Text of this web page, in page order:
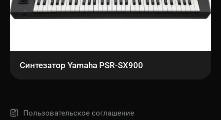
Синтезатор Yamaha PSR-SX900
Пользовательское соглашение